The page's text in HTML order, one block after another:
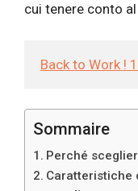
cui tenere conto
Back to Work !
Sommaire
Perché
Caratteristiche